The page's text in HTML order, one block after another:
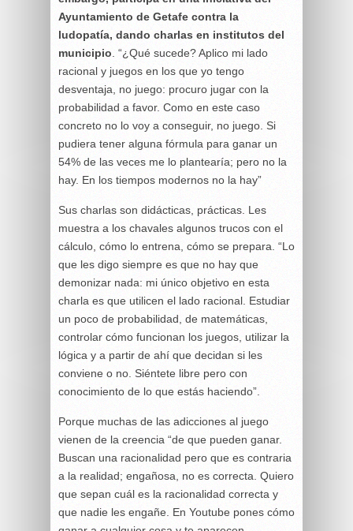
Ayuntamiento de Getafe contra la
ludopatía, dando charlas en institutos del
municipio. “¿Qué sucede? Aplico mi lado
racional y juegos en los que yo tengo
desventaja, no juego: procuro jugar con la
probabilidad a favor. Como en este caso
concreto no lo voy a conseguir, no juego. Si
pudiera tener alguna fórmula para ganar un
54% de las veces me lo plantearía; pero no la
hay. En los tiempos modernos no la hay”
Sus charlas son didácticas, prácticas. Les
muestra a los chavales algunos trucos con el
cálculo, cómo lo entrena, cómo se prepara. “Lo
que les digo siempre es que no hay que
demonizar nada: mi único objetivo en esta
charla es que utilicen el lado racional. Estudiar
un poco de probabilidad, de matemáticas,
controlar cómo funcionan los juegos, utilizar la
lógica y a partir de ahí que decidan si les
conviene o no. Siéntete libre pero con
conocimiento de lo que estás haciendo”.
Porque muchas de las adicciones al juego
vienen de la creencia “de que pueden ganar.
Buscan una racionalidad pero que es contraria
a la realidad; engañosa, no es correcta. Quiero
que sepan cuál es la racionalidad correcta y
que nadie les engañe. En Youtube pones cómo